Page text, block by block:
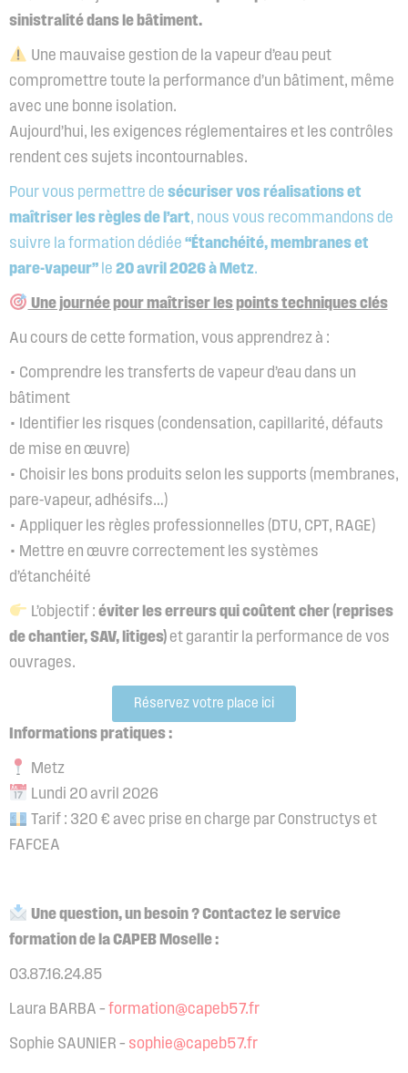
sinistralité dans le bâtiment.
Une mauvaise gestion de la vapeur d’eau peut
compromettre toute la performance d’un bâtiment, même
avec une bonne isolation.
Aujourd’hui, les exigences réglementaires et les contrôles
rendent ces sujets incontournables.
Pour vous permettre de sécuriser vos réalisations et
maîtriser les règles de l’art, nous vous recommandons de
suivre la formation dédiée “Étanchéité, membranes et
pare-vapeur” le 20 avril 2026 à Metz.
Une journée pour maîtriser les points techniques clés
Au cours de cette formation, vous apprendrez à :
• Comprendre les transferts de vapeur d’eau dans un
bâtiment
• Identifier les risques (condensation, capillarité, défauts
de mise en œuvre)
• Choisir les bons produits selon les supports (membranes,
pare-vapeur, adhésifs…)
• Appliquer les règles professionnelles (DTU, CPT, RAGE)
• Mettre en œuvre correctement les systèmes
d’étanchéité
L’objectif : éviter les erreurs qui coûtent cher (reprises
de chantier, SAV, litiges) et garantir la performance de vos
ouvrages.
Réservez votre place ici
Informations pratiques :
Metz
Lundi 20 avril 2026
Tarif : 320 € avec prise en charge par Constructys et
FAFCEA
Une question, un besoin ? Contactez le service
formation de la CAPEB Moselle :
03.87.16.24.85
Laura BARBA – formation@capeb57.fr
Sophie SAUNIER – sophie@capeb57.fr